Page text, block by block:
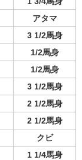
アタマ
3 1/2馬身
1/2馬身
1/2馬身
3 1/2馬身
2 1/2馬身
2 1/2馬身
クビ
1 1/4馬身